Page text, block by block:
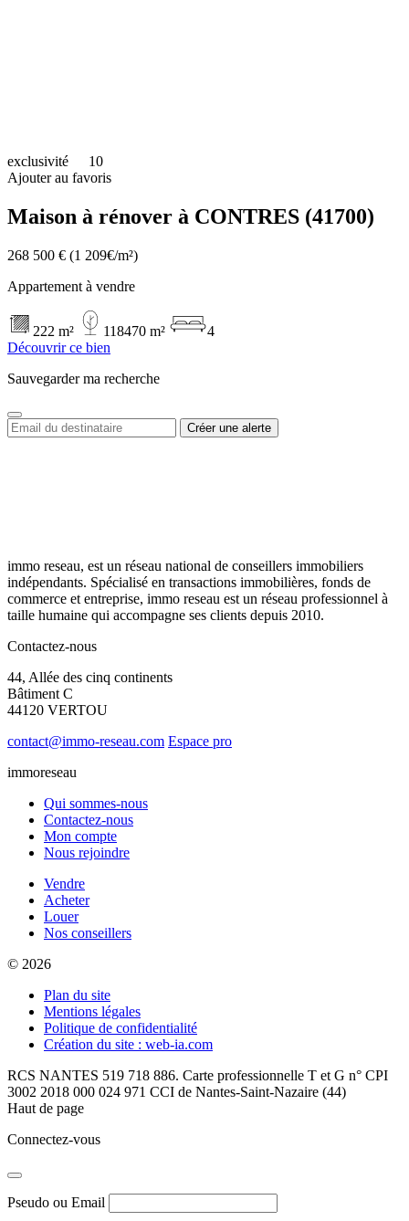
exclusivité
10
Ajouter au favoris
Maison à rénover à CONTRES (41700)
268 500 € (1 209€/m²)
Appartement à vendre
222 m² 118470 m²
4
Découvrir ce bien
Sauvegarder ma recherche
immo reseau, est un réseau national de conseillers immobiliers
indépendants. Spécialisé en transactions immobilières, fonds de
commerce et entreprise, immo reseau est un réseau professionnel à
taille humaine qui accompagne ses clients depuis 2010.
Contactez-nous
44, Allée des cinq continents
Bâtiment C
44120 VERTOU
contact@immo-reseau.com Espace pro
immoreseau
Qui sommes-nous
Contactez-nous
Mon compte
Nous rejoindre
Vendre
Acheter
Louer
Nos conseillers
© 2026
Plan du site
Mentions légales
Politique de confidentialité
Création du site : web-ia.com
RCS NANTES 519 718 886. Carte professionnelle T et G n° CPI
3002 2018 000 024 971 CCI de Nantes-Saint-Nazaire (44)
Haut de page
Connectez-vous
Pseudo ou Email